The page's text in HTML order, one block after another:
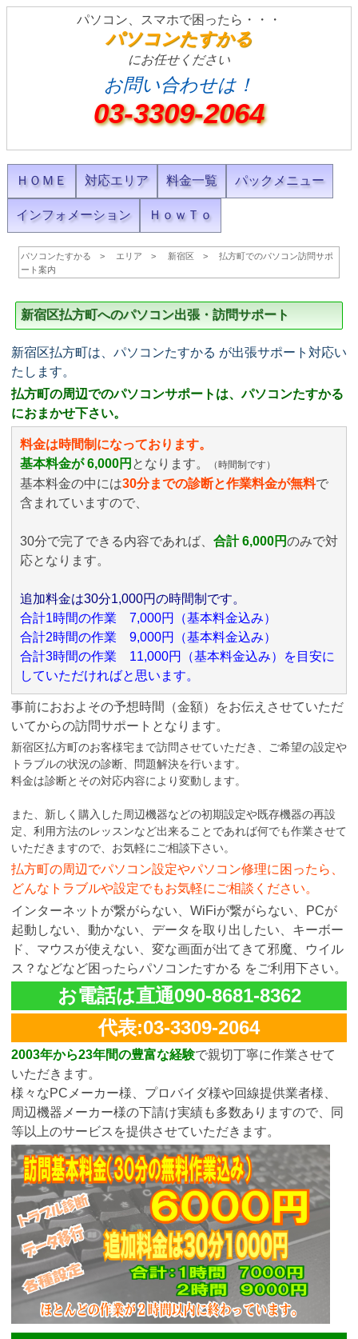
パソコン、スマホで困ったら・・・
パソコンたすかる
にお任せください
お問い合わせは！
03-3309-2064
ＨＯＭＥ 対応エリア 料金一覧 パックメニュー
インフォメーション ＨｏｗＴｏ
パソコンたすかる エリア 新宿区
払方町でのパソコン訪問サポ
ート案内
新宿区払方町へのパソコン出張・訪問サポート
新宿区払方町は、パソコンたすかる が出張サポート対応い
たします。
払方町の周辺でのパソコンサポートは、パソコンたすかる
におまかせ下さい。
料金は時間制になっております。
基本料金が 6,000円 となります。 （時間制です）
基本料金の中には30分までの診断と作業料金が無料で
含まれていますので、
30分で完了できる内容であれば、 合計 6,000円のみで対
応となります。
追加料金は30分1,000円の時間制です。
合計1時間の作業 7,000円（基本料金込み）
合計2時間の作業 9,000円（基本料金込み）
合計3時間の作業 11,000円（基本料金込み）を目安に
していただければと思います。
事前におおよその予想時間（金額）をお伝えさせていただ
いてからの訪問サポートとなります。
新宿区払方町のお客様宅まで訪問させていただき、ご希望の設定や
トラブルの状況の診断、問題解決を行います。
料金は診断とその対応内容により変動します。
また、新しく購入した周辺機器などの初期設定や既存機器の再設
定、利用方法のレッスンなど出来ることであれば何でも作業させて
いただきますので、お気軽にご相談下さい。
払方町の周辺でパソコン設定やパソコン修理に困ったら、
どんなトラブルや設定でもお気軽にご相談ください。
インターネットが繋がらない、WiFiが繋がらない、PCが
起動しない、動かない、データを取り出したい、キーボー
ド、マウスが使えない、変な画面が出てきて邪魔、ウイル
ス？などなど困ったらパソコンたすかる をご利用下さい。
お電話は直通090-8681-8362
代表:03-3309-2064
2003年から23年間の豊富な経験で親切丁寧に作業させて
いただきます。
様々なPCメーカー様、プロバイダ様や回線提供業者様、
周辺機器メーカー様の下請け実績も多数ありますので、同
等以上のサービスを提供させていただきます。